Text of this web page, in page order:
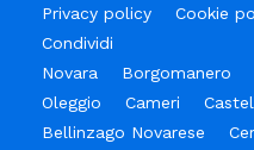
Privacy policy Cookie
Condividi
Novara
Borgomanero
Oleggio
Cameri
Bellinzago Novarese